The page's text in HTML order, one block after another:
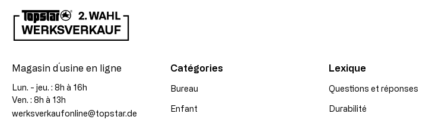
Magasin d´usine en ligne
Lun. - jeu. : 8h à 16h
Ven. : 8h à 13h
werksverkaufonline@topstar.de
Catégories
Bureau
Enfant
Lexique
Questions et réponses
Durabilité